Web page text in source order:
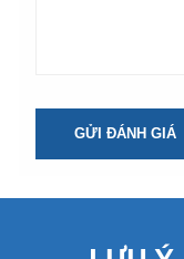
GỬI ĐÁNH GIÁ